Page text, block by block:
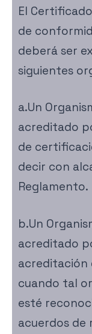
El
de
deberá ser
siguientes
a.Un
acreditado
de
decir con
Reglamento.
b.Un
acreditado
acreditación
cuando tal
esté
acuerdos